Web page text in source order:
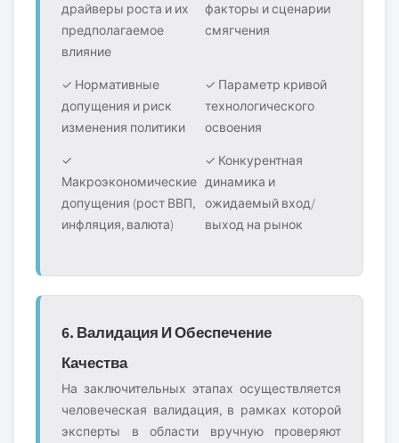
драйверы роста и их
предполагаемое
влияние
факторы и сценарии
смягчения
✓ Нормативные
допущения и риск
изменения политики
✓ Параметр кривой
технологического
освоения
✓
Макроэкономические
допущения (рост ВВП,
инфляция, валюта)
✓ Конкурентная
динамика и
ожидаемый вход/
выход на рынок
6. Валидация И Обеспечение
Качества
На заключительных этапах осуществляется
человеческая валидация, в рамках которой
эксперты в области вручную проверяют